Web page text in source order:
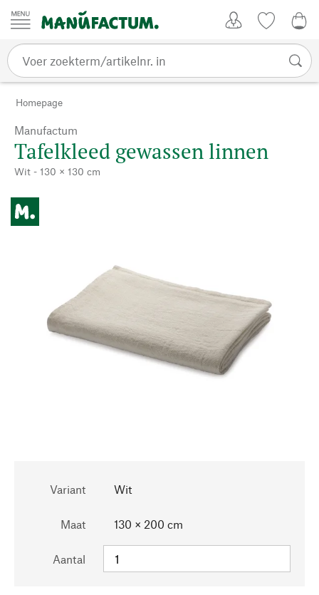
Passer au contenu
Homepage
Manufactum
Tafelkleed gewassen linnen
Wit - 130 × 130 cm
Variant Wit
Maat 130 × 200 cm
Aantal